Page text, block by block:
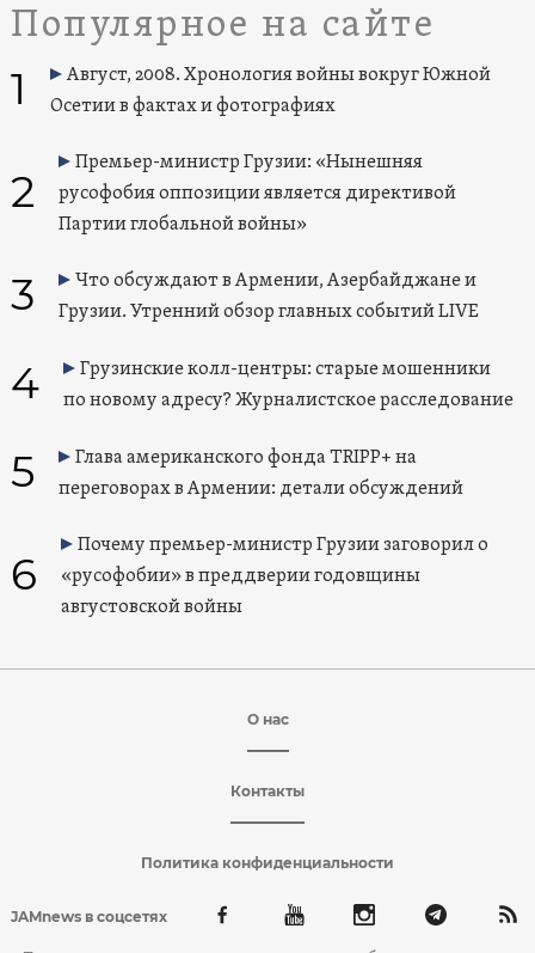
Популярное на сайте
1
Август, 2008. Хронология войны вокруг Южной
Осетии в фактах и фотографиях
2
Премьер-министр Грузии: «Нынешняя
русофобия оппозиции является директивой
Партии глобальной войны»
3
Что обсуждают в Армении, Азербайджане и
Грузии. Утренний обзор главных событий LIVE
4
Грузинские колл-центры: старые мошенники
по новому адресу? Журналистское расследование
5
Глава американского фонда TRIPP+ на
переговорах в Армении: детали обсуждений
6
Почему премьер-министр Грузии заговорил о
«русофобии» в преддверии годовщины
августовской войны
О нас
Контакты
Политика конфиденциальности
JAMnews в соцсетях